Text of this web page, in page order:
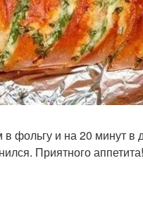
фольгу и на 20 минут в
Приятного аппетита!